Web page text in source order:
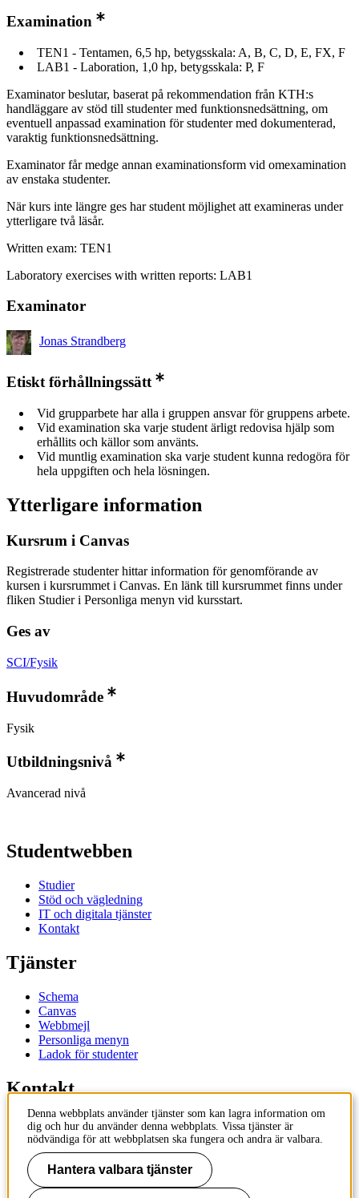
Examination
TEN1 - Tentamen, 6,5 hp, betygsskala: A, B, C, D, E, FX, F
LAB1 - Laboration, 1,0 hp, betygsskala: P, F
Examinator beslutar, baserat på rekommendation från KTH:s
handläggare av stöd till studenter med funktionsnedsättning, om
eventuell anpassad examination för studenter med dokumenterad,
varaktig funktionsnedsättning.
Examinator får medge annan examinationsform vid omexamination
av enstaka studenter.
När kurs inte längre ges har student möjlighet att examineras under
ytterligare två läsår.
Written exam: TEN1
Laboratory exercises with written reports: LAB1
Examinator
Jonas Strandberg
Etiskt förhållningssätt
Vid grupparbete har alla i gruppen ansvar för gruppens arbete.
Vid examination ska varje student ärligt redovisa hjälp som
erhållits och källor som använts.
Vid muntlig examination ska varje student kunna redogöra för
hela uppgiften och hela lösningen.
Ytterligare information
Kursrum i Canvas
Registrerade studenter hittar information för genomförande av
kursen i kursrummet i Canvas. En länk till kursrummet finns under
fliken Studier i Personliga menyn vid kursstart.
Ges av
SCI/Fysik
Huvudområde
Fysik
Utbildningsnivå
Avancerad nivå
Studentwebben
Studier
Stöd och vägledning
IT och digitala tjänster
Kontakt
Tjänster
Schema
Canvas
Webbmejl
Personliga menyn
Ladok för studenter
Kontakt
Kontakta utbildningsprogram
Kontakta kurs
IT-support
KTH Entré
Denna webbplats använder tjänster som kan lagra information om
dig och hur du använder denna webbplats. Vissa tjänster är
nödvändiga för att webbplatsen ska fungera och andra är valbara.
Hantera valbara tjänster